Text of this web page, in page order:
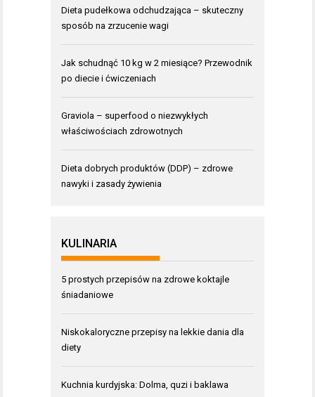
Dieta pudełkowa odchudzająca – skuteczny
sposób na zrzucenie wagi
Jak schudnąć 10 kg w 2 miesiące? Przewodnik
po diecie i ćwiczeniach
Graviola – superfood o niezwykłych
właściwościach zdrowotnych
Dieta dobrych produktów (DDP) – zdrowe
nawyki i zasady żywienia
KULINARIA
5 prostych przepisów na zdrowe koktajle
śniadaniowe
Niskokaloryczne przepisy na lekkie dania dla
diety
Kuchnia kurdyjska: Dolma, quzi i baklawa